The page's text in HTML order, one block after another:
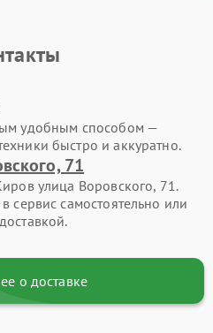
удобным способом —
быстро и аккуратно.
71
улица Воровского, 71.
сервис самостоятельно или
о доставке